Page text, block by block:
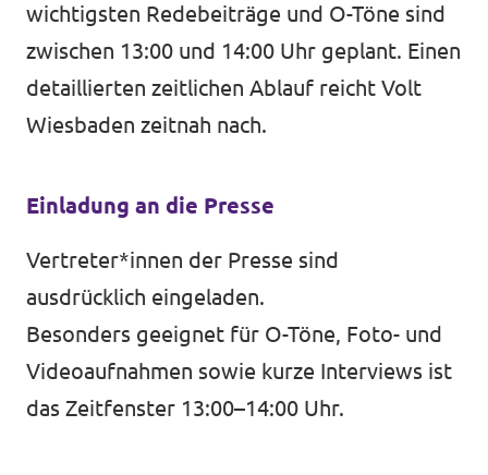
wichtigsten Redebeiträge und O-Töne sind
zwischen 13:00 und 14:00 Uhr geplant. Einen
detaillierten zeitlichen Ablauf reicht Volt
Wiesbaden zeitnah nach.
Einladung an die Presse
Vertreter*innen der Presse sind
ausdrücklich eingeladen.
Besonders geeignet für O-Töne, Foto- und
Videoaufnahmen sowie kurze Interviews ist
das Zeitfenster 13:00–14:00 Uhr.